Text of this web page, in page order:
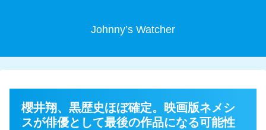
Johnny’s Watcher
櫻井翔、黒歴史ほぼ確定。映画版ネメシ
スが俳優として最後の作品になる可能性